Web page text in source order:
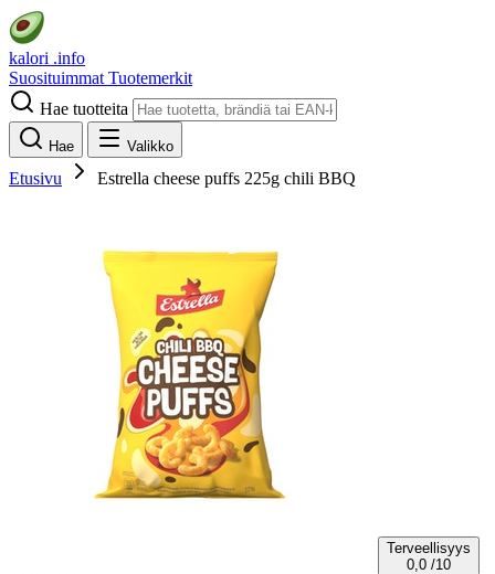
kalori .info
Suosituimmat Tuotemerkit
Hae tuotteita
Hae Valikko
Etusivu Estrella cheese puffs 225g chili BBQ
Terveellisyys
0,0 /10